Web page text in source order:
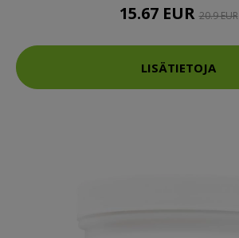
15.67 EUR20.9 EUR
LISÄTIETOJA